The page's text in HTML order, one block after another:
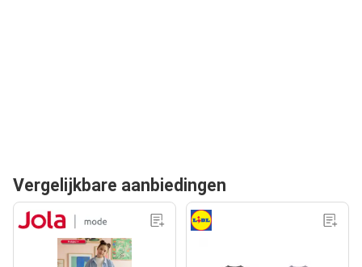
Vergelijkbare aanbiedingen